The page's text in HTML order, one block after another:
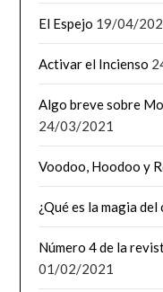
El Espejo 19/04/
Activar el Incienso
Algo breve sobre
24/03/2021
Voodoo, Hoodoo y
¿Qué es la magia del
Número 4 de la
01/02/2021